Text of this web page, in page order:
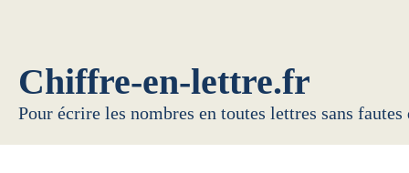
Chiffre-en-lettre.fr
Pour écrire les nombres en toutes lettres sans